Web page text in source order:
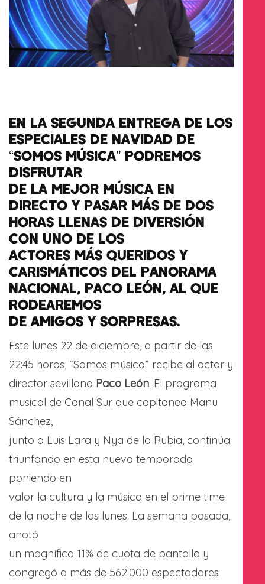
EN LA SEGUNDA ENTREGA DE LOS
ESPECIALES DE NAVIDAD DE
“SOMOS MÚSICA” PODREMOS
DISFRUTAR
DE LA MEJOR MÚSICA EN
DIRECTO Y PASAR MÁS DE DOS
HORAS LLENAS DE DIVERSIÓN
CON UNO DE LOS
ACTORES MÁS QUERIDOS Y
CARISMÁTICOS DEL PANORAMA
NACIONAL, PACO LEÓN, AL QUE
RODEAREMOS
DE AMIGOS Y SORPRESAS.
Este lunes 22 de diciembre, a partir de las
22:45 horas, “Somos música” recibe al actor y
director sevillano Paco León. El programa
musical de Canal Sur que capitanea Manu
Sánchez,
junto a Luis Lara y Nya de la Rubia, continúa
triunfando en esta nueva temporada
poniendo en
valor la cultura y la música en el prime time
de la noche de los lunes. La semana pasada,
anotó
un magnífico 11% de cuota de pantalla y
congregó a más de 562.000 espectadores